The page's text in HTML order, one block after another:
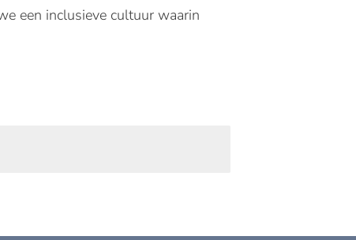
een inclusieve cultuur waarin